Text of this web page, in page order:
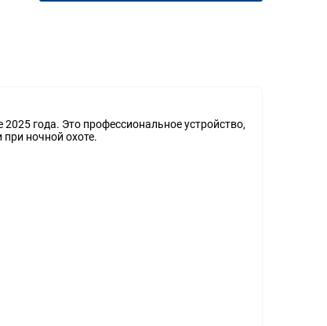
года. Это профессиональное устройство,
ночной охоте.